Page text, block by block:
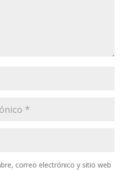
correo electrónico y sitio web